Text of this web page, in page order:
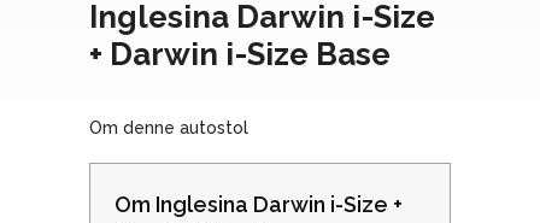
Inglesina Darwin i-Size
+ Darwin i-Size Base
Om denne autostol
Om Inglesina Darwin i-Size +